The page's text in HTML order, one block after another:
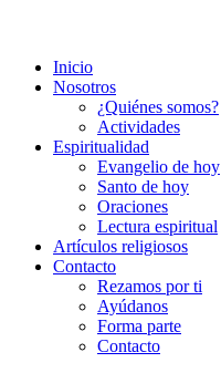
Inicio
Nosotros
¿Quiénes somos?
Actividades
Espiritualidad
Evangelio de hoy
Santo de hoy
Oraciones
Lectura espiritual
Artículos religiosos
Contacto
Rezamos por ti
Ayúdanos
Forma parte
Contacto